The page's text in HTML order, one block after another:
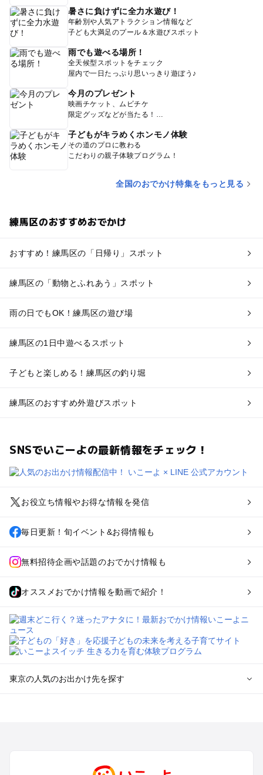
暑さに負けずに全力水遊び！
年齢別や人気アトラクション情報など
子ども大満足のプール＆水遊びスポット
雨でも遊べる場所！
全天候型スポットをチェック
屋内で一日たっぷり思いっきり遊ぼう♪
今月のプレゼント
映画チケット、ムビチケ
限定グッズなどが当たる！
子どもがキラめくホンモノ体験
その道のプロに教わる
こだわりの親子体験プログラム！
全国のおでかけ特集をもっと見る
練馬区のおすすめおでかけ
おすすめ！練馬区の「日帰り」スポット
練馬区の「動物とふれあう」スポット
雨の日でもOK！練馬区の遊び場
練馬区の1日中遊べるスポット
子どもと楽しめる！練馬区の釣り堀
練馬区のおすすめ外遊びスポット
SNSでいこーよの最新情報をチェック！
お役立ち情報やお得な情報を発信
毎日更新！旬イベント&お得情報も
無料招待企画や話題のおでかけ情報も
オススメおでかけ情報を動画で紹介！
東京の人気のお出かけ先を探す